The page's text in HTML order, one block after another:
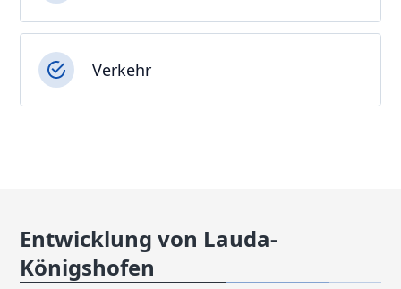
Verkehr
Entwicklung von Lauda-
Königshofen